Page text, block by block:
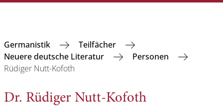
Germanistik
Teilfächer
Neuere deutsche Literatur
Personen
Rüdiger Nutt-Kofoth
Dr. Rüdiger Nutt-Kofoth